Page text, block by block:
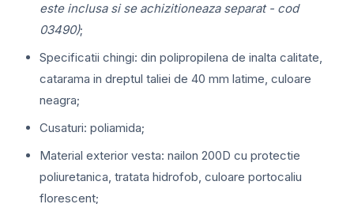
este inclusa si se achizitioneaza separat - cod
03490);
Specificatii chingi: din polipropilena de inalta calitate,
catarama in dreptul taliei de 40 mm latime, culoare
neagra;
Cusaturi: poliamida;
Material exterior vesta: nailon 200D cu protectie
poliuretanica, tratata hidrofob, culoare portocaliu
florescent;